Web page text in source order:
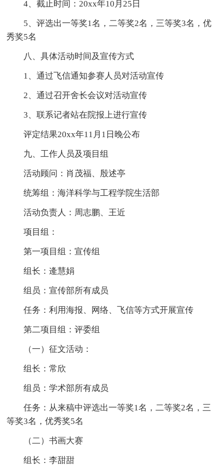
4、截止时间：20xx年10月25日
5、评选出一等奖1名，二等奖2名，三等奖3名，优
秀奖5名
八、具体活动时间及宣传方式
1、通过飞信通知参赛人员对活动宣传
2、通过召开舍长会议对活动宣传
3、联系记者站在院报上进行宣传
评定结果20xx年11月1日晚公布
九、工作人员及项目组
活动顾问：肖茂福、殷述亭
统筹组：海洋科学与工程学院生活部
活动负责人：周志鹏、王近
项目组：
第一项目组：宣传组
组长：逄慧娟
组员：宣传部所有成员
任务：利用海报、网络、飞信等方式开展宣传
第二项目组：评委组
（一）征文活动：
组长：常欣
组员：学术部所有成员
任务：从来稿中评选出一等奖1名，二等奖2名，三
等奖3名，优秀奖5名
（二）书画大赛
组长：李甜甜